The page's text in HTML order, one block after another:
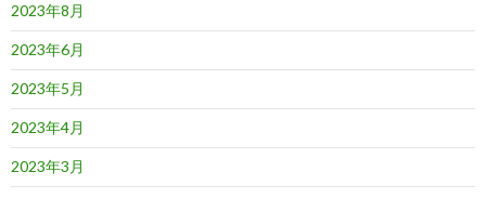
2023年8月
2023年6月
2023年5月
2023年4月
2023年3月